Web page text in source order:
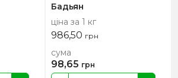
Бадьян
ціна за 1 кг
986,50 грн
сума
98,65 грн